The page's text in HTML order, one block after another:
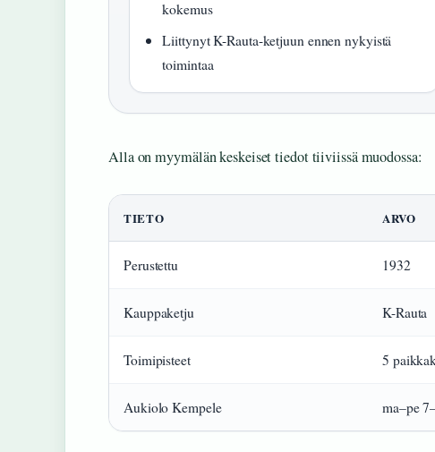
kokemus
Liittynyt K-Rauta-ketjuun ennen nykyistä
toimintaa
Alla on myymälän keskeiset tiedot tiiviissä muodossa:
TIETO ARVO
Perustettu 1932
Kauppaketju K-Rauta
Toimipisteet 5
Aukiolo Kempele ma–pe